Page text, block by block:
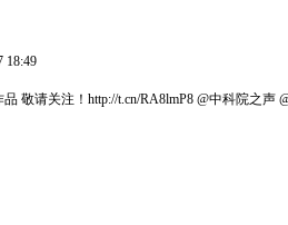
18:49
敬请关注！http://t.cn/RA8lmP8 @中科院之声